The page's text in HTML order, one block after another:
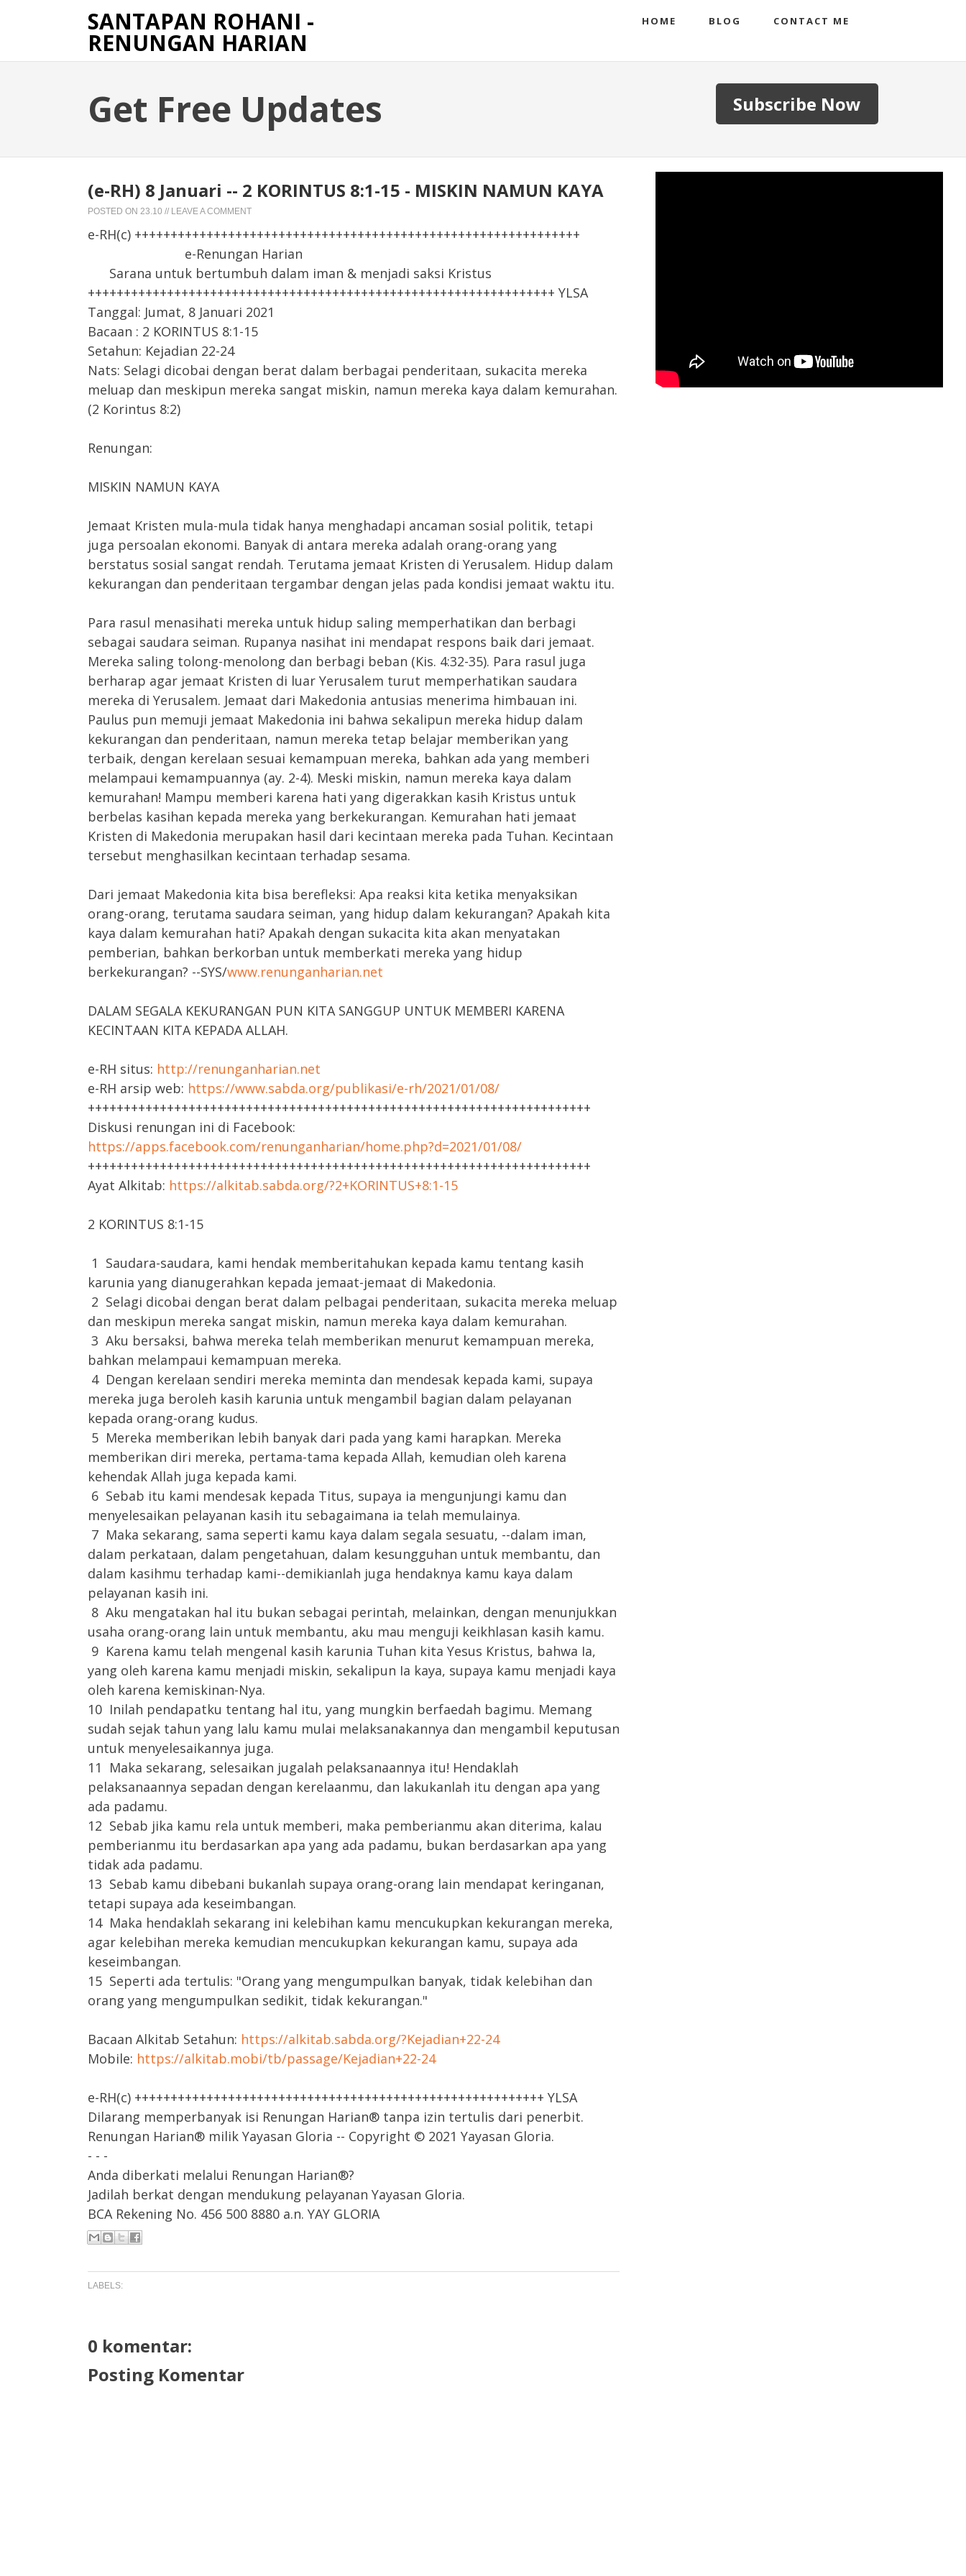
SANTAPAN ROHANI -
RENUNGAN HARIAN
HOME BLOG CONTACT ME
Get Free Updates Subscribe Now
(e-RH) 8 Januari -- 2 KORINTUS 8:1-15 - MISKIN NAMUN KAYA
POSTED ON 23.10 // LEAVE A COMMENT
e-RH(c) ++++++++++++++++++++++++++++++++++++++++++++++++++++++++++++++
e-Renungan Harian
Sarana untuk bertumbuh dalam iman & menjadi saksi Kristus
+++++++++++++++++++++++++++++++++++++++++++++++++++++++++++++++++ YLSA
Tanggal: Jumat, 8 Januari 2021
Bacaan : 2 KORINTUS 8:1-15
Setahun: Kejadian 22-24
Nats: Selagi dicobai dengan berat dalam berbagai penderitaan, sukacita mereka
meluap dan meskipun mereka sangat miskin, namun mereka kaya dalam kemurahan.
(2 Korintus 8:2)
Renungan:
MISKIN NAMUN KAYA
Jemaat Kristen mula-mula tidak hanya menghadapi ancaman sosial politik, tetapi
juga persoalan ekonomi. Banyak di antara mereka adalah orang-orang yang
berstatus sosial sangat rendah. Terutama jemaat Kristen di Yerusalem. Hidup dalam
kekurangan dan penderitaan tergambar dengan jelas pada kondisi jemaat waktu itu.
Para rasul menasihati mereka untuk hidup saling memperhatikan dan berbagi
sebagai saudara seiman. Rupanya nasihat ini mendapat respons baik dari jemaat.
Mereka saling tolong-menolong dan berbagi beban (Kis. 4:32-35). Para rasul juga
berharap agar jemaat Kristen di luar Yerusalem turut memperhatikan saudara
mereka di Yerusalem. Jemaat dari Makedonia antusias menerima himbauan ini.
Paulus pun memuji jemaat Makedonia ini bahwa sekalipun mereka hidup dalam
kekurangan dan penderitaan, namun mereka tetap belajar memberikan yang
terbaik, dengan kerelaan sesuai kemampuan mereka, bahkan ada yang memberi
melampaui kemampuannya (ay. 2-4). Meski miskin, namun mereka kaya dalam
kemurahan! Mampu memberi karena hati yang digerakkan kasih Kristus untuk
berbelas kasihan kepada mereka yang berkekurangan. Kemurahan hati jemaat
Kristen di Makedonia merupakan hasil dari kecintaan mereka pada Tuhan. Kecintaan
tersebut menghasilkan kecintaan terhadap sesama.
Dari jemaat Makedonia kita bisa berefleksi: Apa reaksi kita ketika menyaksikan
orang-orang, terutama saudara seiman, yang hidup dalam kekurangan? Apakah kita
kaya dalam kemurahan hati? Apakah dengan sukacita kita akan menyatakan
pemberian, bahkan berkorban untuk memberkati mereka yang hidup
berkekurangan? --SYS/www.renunganharian.net
DALAM SEGALA KEKURANGAN PUN KITA SANGGUP UNTUK MEMBERI KARENA
KECINTAAN KITA KEPADA ALLAH.
e-RH situs: http://renunganharian.net
e-RH arsip web: https://www.sabda.org/publikasi/e-rh/2021/01/08/
++++++++++++++++++++++++++++++++++++++++++++++++++++++++++++++++++++++
Diskusi renungan ini di Facebook:
https://apps.facebook.com/renunganharian/home.php?d=2021/01/08/
++++++++++++++++++++++++++++++++++++++++++++++++++++++++++++++++++++++
Ayat Alkitab: https://alkitab.sabda.org/?2+KORINTUS+8:1-15
2 KORINTUS 8:1-15
1 Saudara-saudara, kami hendak memberitahukan kepada kamu tentang kasih
karunia yang dianugerahkan kepada jemaat-jemaat di Makedonia.
2 Selagi dicobai dengan berat dalam pelbagai penderitaan, sukacita mereka meluap
dan meskipun mereka sangat miskin, namun mereka kaya dalam kemurahan.
3 Aku bersaksi, bahwa mereka telah memberikan menurut kemampuan mereka,
bahkan melampaui kemampuan mereka.
4 Dengan kerelaan sendiri mereka meminta dan mendesak kepada kami, supaya
mereka juga beroleh kasih karunia untuk mengambil bagian dalam pelayanan
kepada orang-orang kudus.
5 Mereka memberikan lebih banyak dari pada yang kami harapkan. Mereka
memberikan diri mereka, pertama-tama kepada Allah, kemudian oleh karena
kehendak Allah juga kepada kami.
6 Sebab itu kami mendesak kepada Titus, supaya ia mengunjungi kamu dan
menyelesaikan pelayanan kasih itu sebagaimana ia telah memulainya.
7 Maka sekarang, sama seperti kamu kaya dalam segala sesuatu, --dalam iman,
dalam perkataan, dalam pengetahuan, dalam kesungguhan untuk membantu, dan
dalam kasihmu terhadap kami--demikianlah juga hendaknya kamu kaya dalam
pelayanan kasih ini.
8 Aku mengatakan hal itu bukan sebagai perintah, melainkan, dengan menunjukkan
usaha orang-orang lain untuk membantu, aku mau menguji keikhlasan kasih kamu.
9 Karena kamu telah mengenal kasih karunia Tuhan kita Yesus Kristus, bahwa Ia,
yang oleh karena kamu menjadi miskin, sekalipun Ia kaya, supaya kamu menjadi kaya
oleh karena kemiskinan-Nya.
10 Inilah pendapatku tentang hal itu, yang mungkin berfaedah bagimu. Memang
sudah sejak tahun yang lalu kamu mulai melaksanakannya dan mengambil keputusan
untuk menyelesaikannya juga.
11 Maka sekarang, selesaikan jugalah pelaksanaannya itu! Hendaklah
pelaksanaannya sepadan dengan kerelaanmu, dan lakukanlah itu dengan apa yang
ada padamu.
12 Sebab jika kamu rela untuk memberi, maka pemberianmu akan diterima, kalau
pemberianmu itu berdasarkan apa yang ada padamu, bukan berdasarkan apa yang
tidak ada padamu.
13 Sebab kamu dibebani bukanlah supaya orang-orang lain mendapat keringanan,
tetapi supaya ada keseimbangan.
14 Maka hendaklah sekarang ini kelebihan kamu mencukupkan kekurangan mereka,
agar kelebihan mereka kemudian mencukupkan kekurangan kamu, supaya ada
keseimbangan.
15 Seperti ada tertulis: "Orang yang mengumpulkan banyak, tidak kelebihan dan
orang yang mengumpulkan sedikit, tidak kekurangan."
Bacaan Alkitab Setahun: https://alkitab.sabda.org/?Kejadian+22-24
Mobile: https://alkitab.mobi/tb/passage/Kejadian+22-24
e-RH(c) +++++++++++++++++++++++++++++++++++++++++++++++++++++++++ YLSA
Dilarang memperbanyak isi Renungan Harian® tanpa izin tertulis dari penerbit.
Renungan Harian® milik Yayasan Gloria -- Copyright © 2021 Yayasan Gloria.
- - -
Anda diberkati melalui Renungan Harian®?
Jadilah berkat dengan mendukung pelayanan Yayasan Gloria.
BCA Rekening No. 456 500 8880 a.n. YAY GLORIA
LABELS:
0 komentar:
Posting Komentar